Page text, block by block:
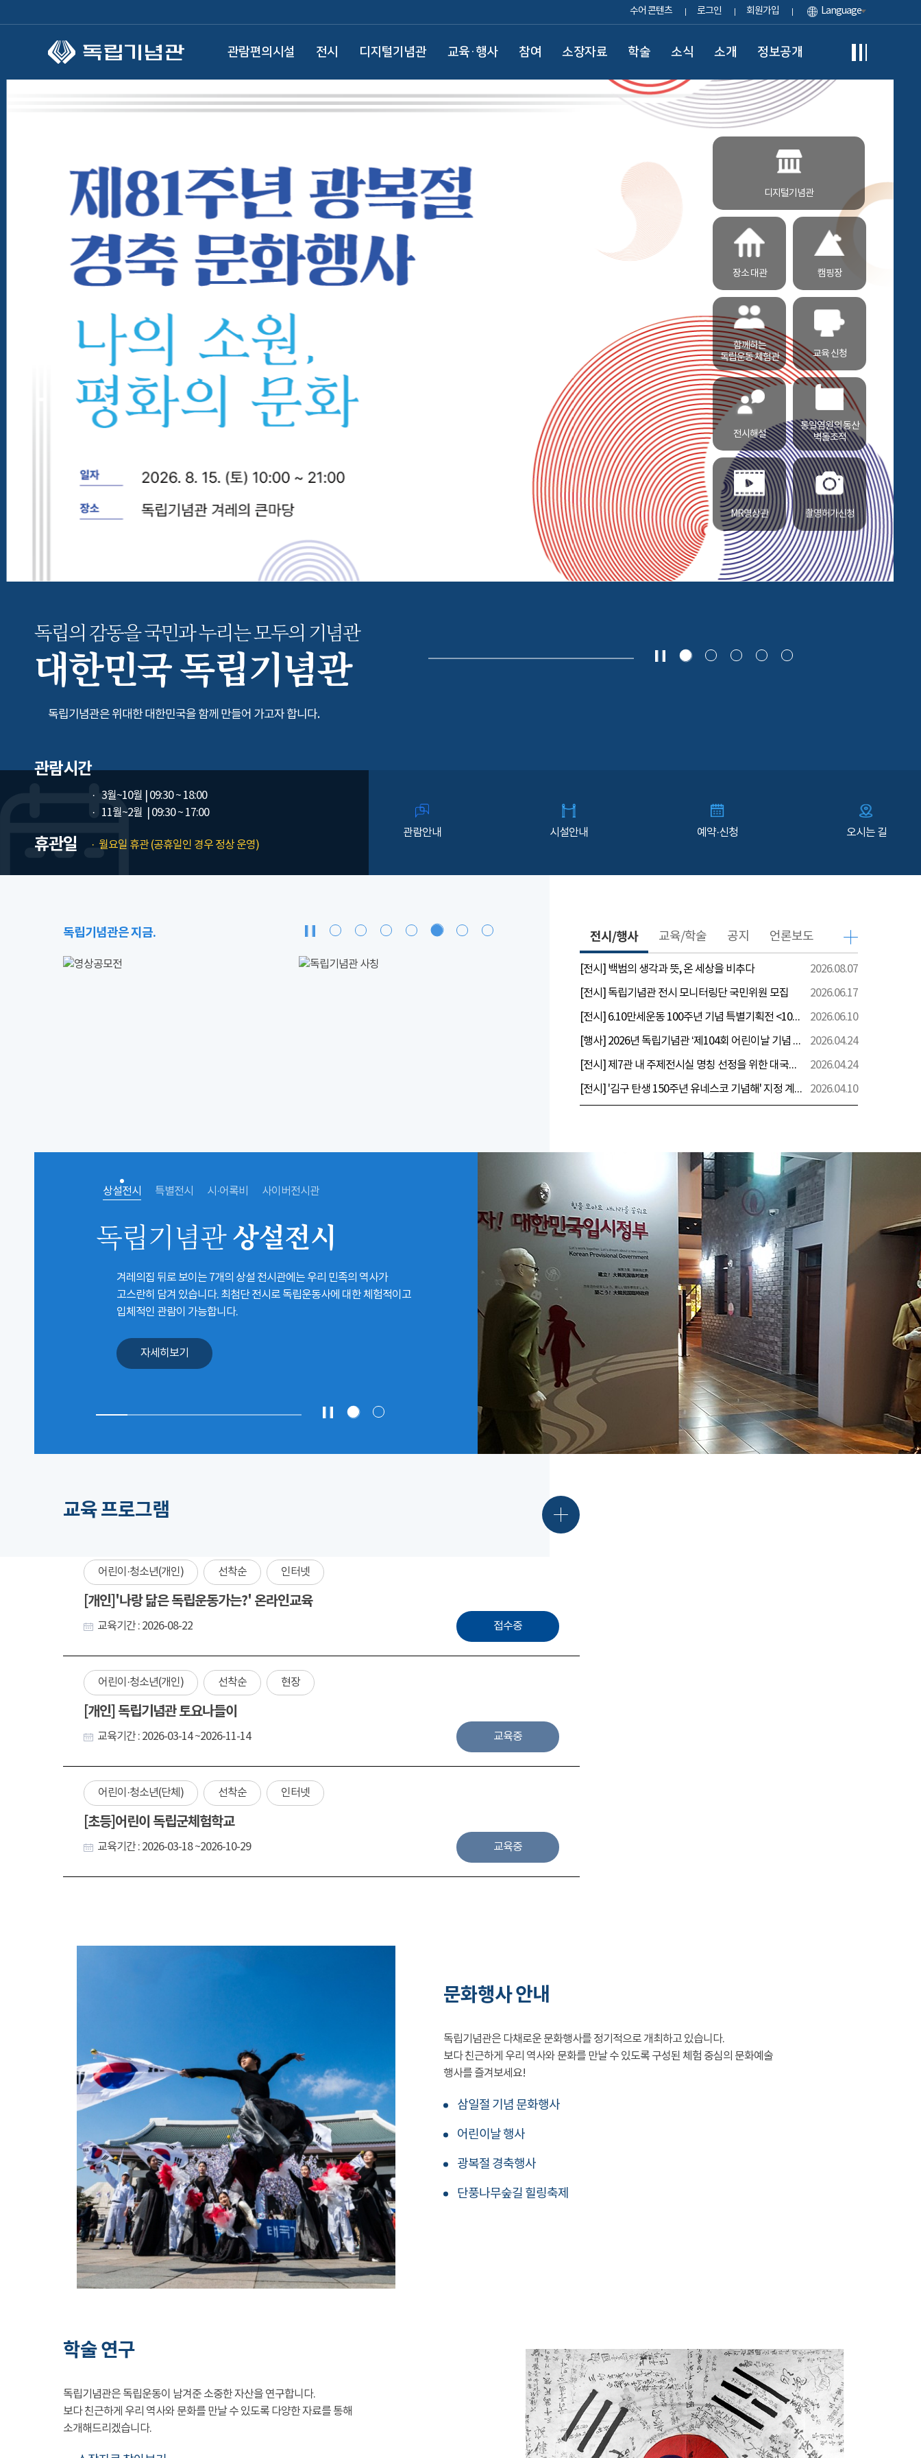
수어 콘텐츠 로그인 회원가입 Language
관람편의시설 전시 디지털기념관 교육·행사 참여 소장자료 학술 소식 소개 정보공개
디지털기념관
장소 대관 캠핑장
함께하는
독립운동 체험관
교육 신청
전시해설
통일염원의 동산
벽돌조적
MR영상관 촬영허가신청
독립의 감동을 국민과 누리는모두의 기념관
대한민국 독립기념관
독립기념관은 위대한 대한민국을 함께 만들어 가고자 합니다.
관람시간
3월~10월
| 09:30 ~ 18:00
11월~2월
| 09:30 ~ 17:00
휴관일 월요일 휴관 (공휴일인 경우 정상 운영)
관람안내 시설안내 예약·신청 오시는 길
독립기념관은 지금. 전시/행사
[전시] 백범의 생각과 뜻, 온 세상을 비추다
2026.08.07
[전시] 독립기념관 전시 모니터링단 국민위원 모집
2026.06.17
[전시] 6.10만세운동 100주년 기념 특별기획전 <100년 전 그날을 보다: 6.10만세운동>
2026.06.10
[행사] 2026년 독립기념관 ‘제104회 어린이날 기념 행사’ 안내
2026.04.24
[전시] 제7관 내 주제전시실 명칭 선정을 위한 대국민 의견 수렴 실시
2026.04.24
[전시] '김구 탄생 150주년 유네스코 기념해' 지정 계기 AI영상 국민공모 개최 안내
2026.04.10
교육/학술 공지 언론보도
상설전시 특별전시 시·어록비 사이버전시관
독립기념관상설전시
겨레의집 뒤로 보이는 7개의 상설 전시관에는 우리 민족의 역사가
고스란히 담겨 있습니다. 최첨단 전시로 독립운동사에 대한 체험적이고
입체적인 관람이 가능합니다.
자세히보기
교육 프로그램
어린이·청소년(개인) 선착순 인터넷
[개인]'나랑 닮은 독립운동가는?' 온라인교육
교육기간 : 2026-08-22 접수중
어린이·청소년(개인) 선착순 현장
[개인] 독립기념관 토요나들이
교육기간 : 2026-03-14 ~2026-11-14 교육중
어린이·청소년(단체) 선착순 인터넷
[초등]어린이 독립군체험학교
교육기간 : 2026-03-18 ~2026-10-29 교육중
문화행사 안내
독립기념관은 다채로운 문화행사를 정기적으로 개최하고 있습니다.
보다 친근하게 우리 역사와 문화를 만날 수 있도록 구성된 체험 중심의 문화예술
행사를 즐겨보세요!
삼일절 기념 문화행사
어린이날 행사
광복절 경축행사
단풍나무숲길 힐링축제
학술 연구
독립기념관은 독립운동이 남겨준 소중한 자산을 연구합니다.
보다 친근하게 우리 역사와 문화를 만날 수 있도록 다양한 자료를 통해
소개해드리겠습니다.